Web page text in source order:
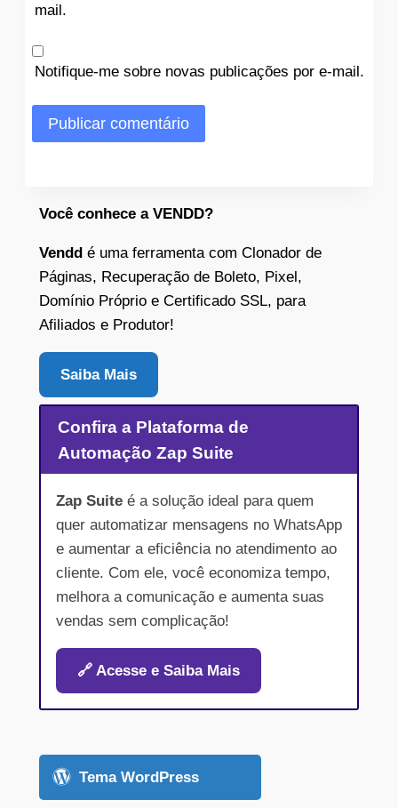
mail.
Notifique-me sobre novas publicações por e-mail.
Você conhece a VENDD?
Vendd é uma ferramenta com Clonador de
Páginas, Recuperação de Boleto, Pixel,
Domínio Próprio e Certificado SSL, para
Afiliados e Produtor!
Saiba Mais
Confira a Plataforma de
Automação Zap Suite
Zap Suite é a solução ideal para quem
quer automatizar mensagens no WhatsApp
e aumentar a eficiência no atendimento ao
cliente. Com ele, você economiza tempo,
melhora a comunicação e aumenta suas
vendas sem complicação!
🔗 Acesse e Saiba Mais
Tema WordPress